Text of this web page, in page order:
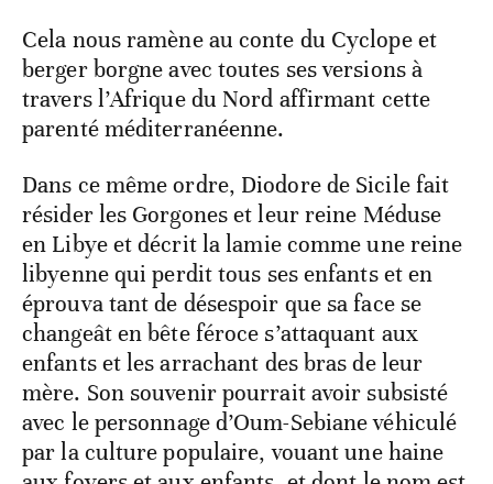
Cela nous ramène au conte du Cyclope et
berger borgne avec toutes ses versions à
travers l’Afrique du Nord affirmant cette
parenté méditerranéenne.
Dans ce même ordre, Diodore de Sicile fait
résider les Gorgones et leur reine Méduse
en Libye et décrit la lamie comme une reine
libyenne qui perdit tous ses enfants et en
éprouva tant de désespoir que sa face se
changeât en bête féroce s’attaquant aux
enfants et les arrachant des bras de leur
mère. Son souvenir pourrait avoir subsisté
avec le personnage d’Oum-Sebiane véhiculé
par la culture populaire, vouant une haine